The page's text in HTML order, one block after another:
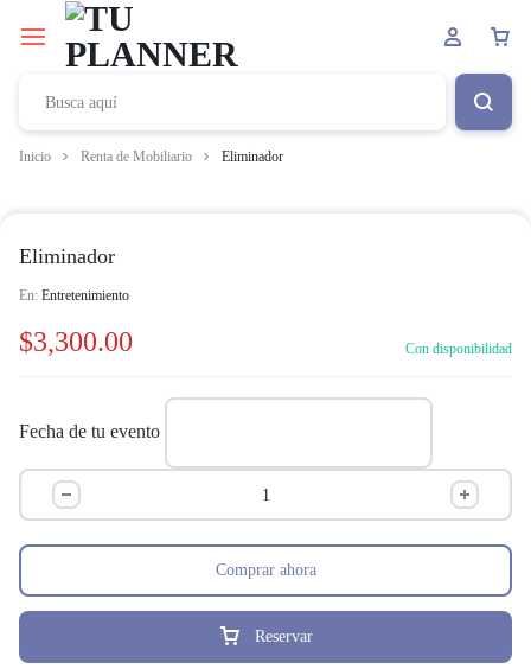
Inicio Renta de Mobiliario Eliminador
Eliminador
En: Entretenimiento
$3,300.00 Con disponibilidad
Fecha de tu evento
Reservar
Comprar ahora